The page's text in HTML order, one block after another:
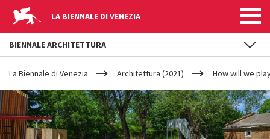
LA BIENNALE DI VENEZIA
YOUR
ARE
HERE
La Biennale di Venezia Architettura (2021) How will we
BIENNALE ARCHITETTURA